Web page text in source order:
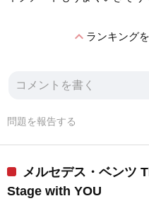
expand_lessランキング
問題を報告する
メルセデス・ベンツ
Stage with YOU